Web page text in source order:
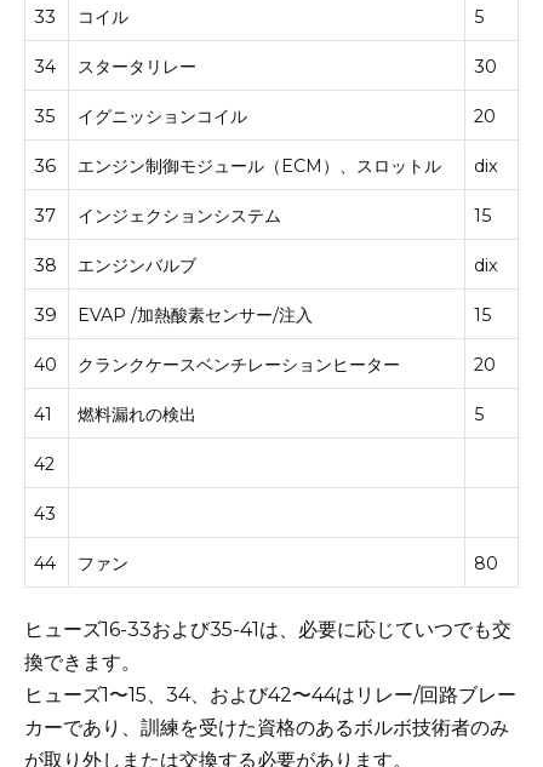
33 コイル 5
34 スタータリレー 30
35 イグニッションコイル 20
36 エンジン制御モジュール（ECM）、スロットル dix
37 インジェクションシステム 15
38 エンジンバルブ dix
39 EVAP /加熱酸素センサー/注入 15
40 クランクケースベンチレーションヒーター 20
41 燃料漏れの検出 5
42
43
44 ファン 80
ヒューズ16-33および35-41は、必要に応じていつでも交
換できます。
ヒューズ1〜15、34、および42〜44はリレー/回路ブレー
カーであり、訓練を受けた資格のあるボルボ技術者のみ
が取り外しまたは交換する必要があります。